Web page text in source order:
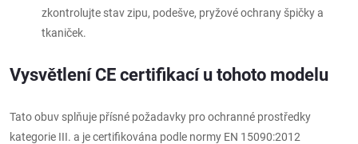
zkontrolujte stav zipu, podešve, pryžové ochrany špičky a
tkaniček.
Vysvětlení CE certifikací u tohoto modelu
Tato obuv splňuje přísné požadavky pro ochranné prostředky
kategorie III. a je certifikována podle normy EN 15090:2012